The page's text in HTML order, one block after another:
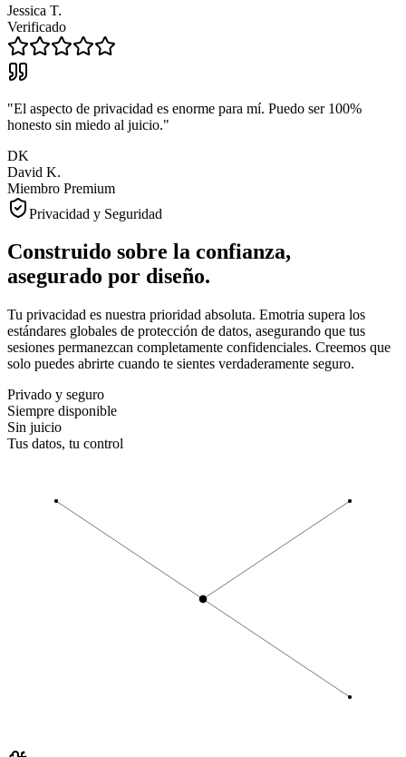
Jessica T.
Verificado
"El aspecto de privacidad es enorme para mí. Puedo ser 100%
honesto sin miedo al juicio."
DK
David K.
Miembro Premium
Privacidad y Seguridad
Construido sobre la confianza,
asegurado por diseño.
Tu privacidad es nuestra prioridad absoluta. Emotria supera los
estándares globales de protección de datos, asegurando que tus
sesiones permanezcan completamente confidenciales. Creemos que
solo puedes abrirte cuando te sientes verdaderamente seguro.
Privado y seguro
Siempre disponible
Sin juicio
Tus datos, tu control